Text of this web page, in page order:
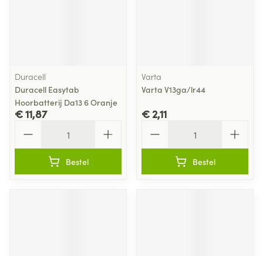
Duracell
Duracell Easytab
Hoorbatterij Da13 6 Oranje
€ 11,87
Bestel
Varta
Varta V13ga/lr44
€ 2,11
Bestel